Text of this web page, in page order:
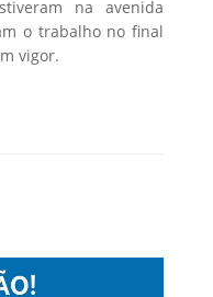
na avenida
o trabalho no final
vigor.